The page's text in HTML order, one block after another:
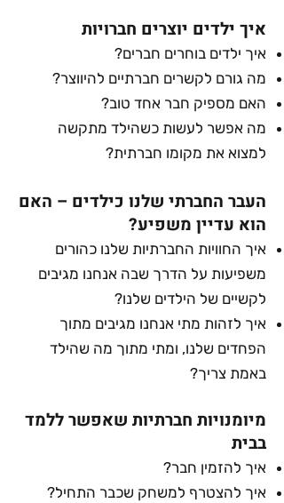
איך ילדים יוצרים חברויות
איך ילדים בוחרים חברים?
מה גורם לקשרים חברתיים להיווצר?
האם מספיק חבר אחד טוב?
מה אפשר לעשות כשהילד מתקשה
למצוא את מקומו חברתית?
העבר החברתי שלנו כילדים – האם
הוא עדיין משפיע?
איך החוויות החברתיות שלנו כהורים
משפיעות על הדרך שבה אנחנו מגיבים
לקשיים של הילדים שלנו?
איך לזהות מתי אנחנו מגיבים מתוך
הפחדים שלנו, ומתי מתוך מה שהילד
באמת צריך?
מיומנויות חברתיות שאפשר ללמד
בבית
איך להזמין חבר?
איך להצטרף למשחק שכבר התחיל?